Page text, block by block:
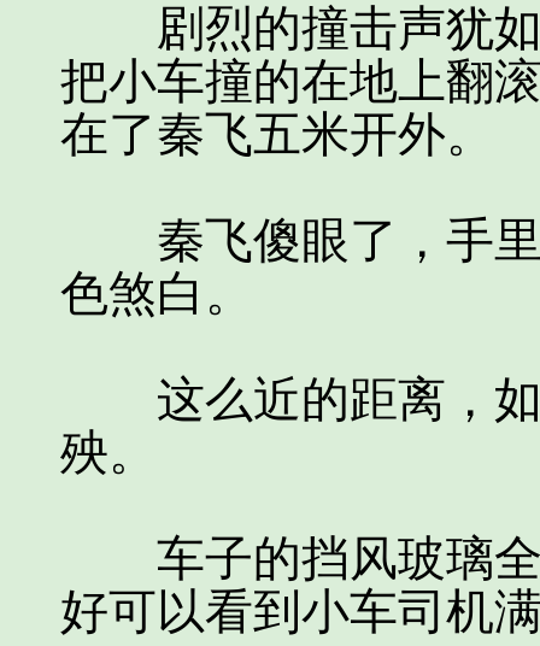
剧烈的撞击声犹如
把小车撞的在地上翻
在了秦飞五米开外。
秦飞傻眼了，手里
色煞白。
这么近的距离，如
殃。
车子的挡风玻璃全
好可以看到小车司机